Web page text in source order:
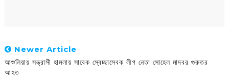
Newer Article
আশুলিয়ায় সন্ত্রাসী হামলায় সাবেক স্বেচ্ছাসেবক লীগ নেতা সোহেল মাদবর গুরুতর
আহত